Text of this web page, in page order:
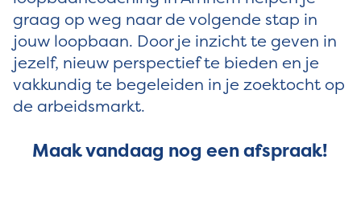
graag op weg naar de volgende stap in
jouw loopbaan. Door je inzicht te geven in
jezelf, nieuw perspectief te bieden en je
vakkundig te begeleiden in je zoektocht op
de arbeidsmarkt.
Maak vandaag nog een afspraak!